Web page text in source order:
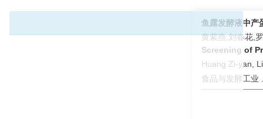
鱼露发酵液中产
黄紫燕,刘春花,
Screening of
Huang Zi-yan,
食品与发酵工业